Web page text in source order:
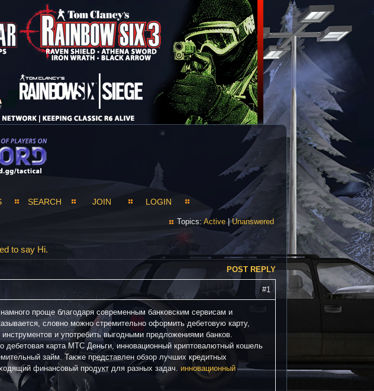
SEARCH JOIN LOGIN
Topics: Active|Unanswered
to say Hi.
POST REPLY
#1
проще благодаря современным банковским сервисам и
словно можно стремительно оформить дебетовую карту,
и употребить выгодными предложениями банков.
карта МТС Деньги, инновационный криптовалютный кошель
займ. Также представлен обзор лучших кредитных
финансовый продукт для разных задач. инновационный